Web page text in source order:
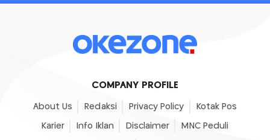
COMPANY PROFILE
About Us Redaksi Privacy Policy Kotak Pos
Karier Info Iklan Disclaimer MNC Peduli